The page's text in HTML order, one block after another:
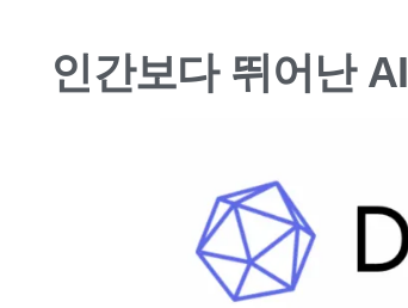
인간보다 뛰어난